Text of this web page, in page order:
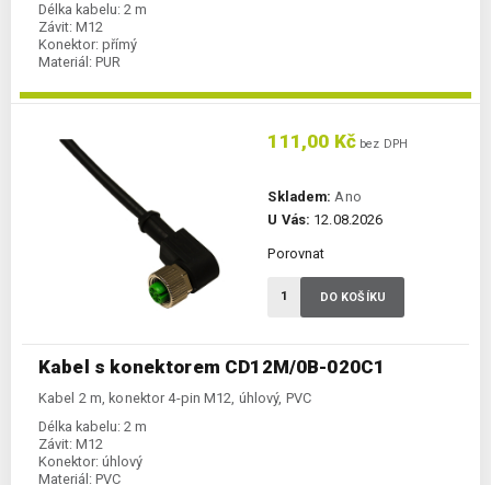
Délka kabelu: 2 m
Závit: M12
Konektor: přímý
Materiál: PUR
Kabel s konektorem CD12M/0B-020C1
Kabel 2 m, konektor 4-pin M12, úhlový, PVC
Délka kabelu: 2 m
Závit: M12
Konektor: úhlový
Materiál: PVC
111,00 Kč bez DPH
Skladem: Ano
U Vás: 12.08.2026
Porovnat
DO KOŠÍKU